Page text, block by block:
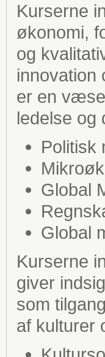
Kurserne
økonomi,
og
innovation
er en
ledelse og
Politisk
Global
Global
Kurserne
giver
som
af kulturer